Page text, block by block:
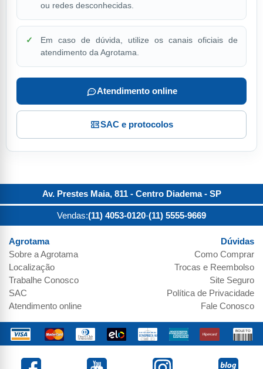
ou redes desconhecidas.
Em caso de dúvida, utilize os canais oficiais de
atendimento da Agrotama.
Atendimento online
SAC e protocolos
Av. Prestes Maia, 811 - Centro Diadema- SP
Vendas:(11) 4053-0120-(11) 5555-9669
Agrotama
Sobre aAgrotama
Localização
Trabalhe Conosco
SAC
Atendimento online
Dúvidas
Como Comprar
Trocas e Reembolso
Site Seguro
Política de Privacidade
Fale Conosco